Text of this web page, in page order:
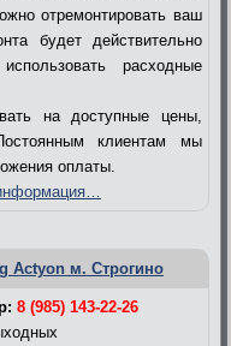
отремонтировать ваш
будет действительно
расходные
на доступные цены,
клиентам мы
оплаты.
Actyon м. Строгино
8 (985) 143-22-26